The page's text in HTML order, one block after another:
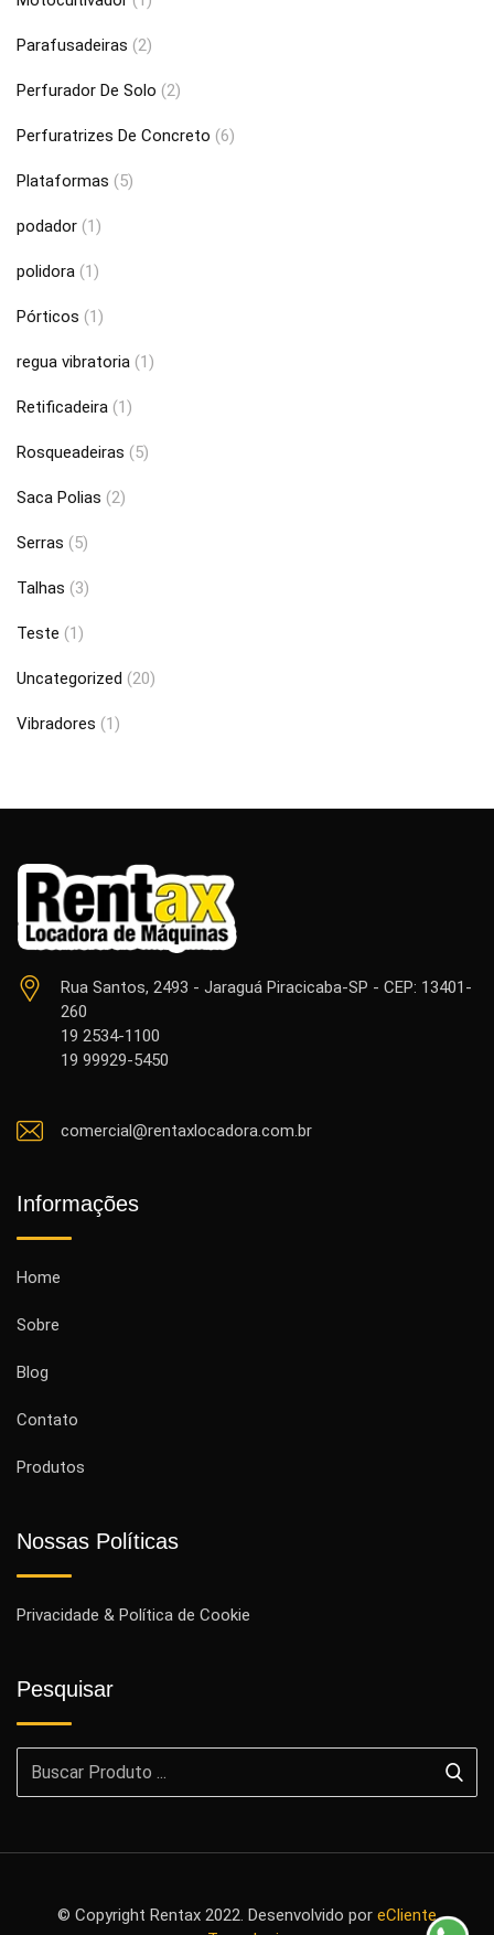
Parafusadeiras (2)
Perfurador De Solo (2)
Perfuratrizes De Concreto (6)
Plataformas (5)
podador (1)
polidora (1)
Pórticos (1)
regua vibratoria (1)
Retificadeira (1)
Rosqueadeiras (5)
Saca Polias (2)
Serras (5)
Talhas (3)
Teste (1)
Uncategorized (20)
Vibradores (1)
Rua Santos, 2493 - Jaraguá Piracicaba-SP - CEP: 13401-
260
19 2534-1100
19 99929-5450
comercial@rentaxlocadora.com.br
Informações
Home
Sobre
Blog
Contato
Produtos
Nossas Políticas
Privacidade & Política de Cookie
Pesquisar
© Copyright Rentax 2022. Desenvolvido por eCliente